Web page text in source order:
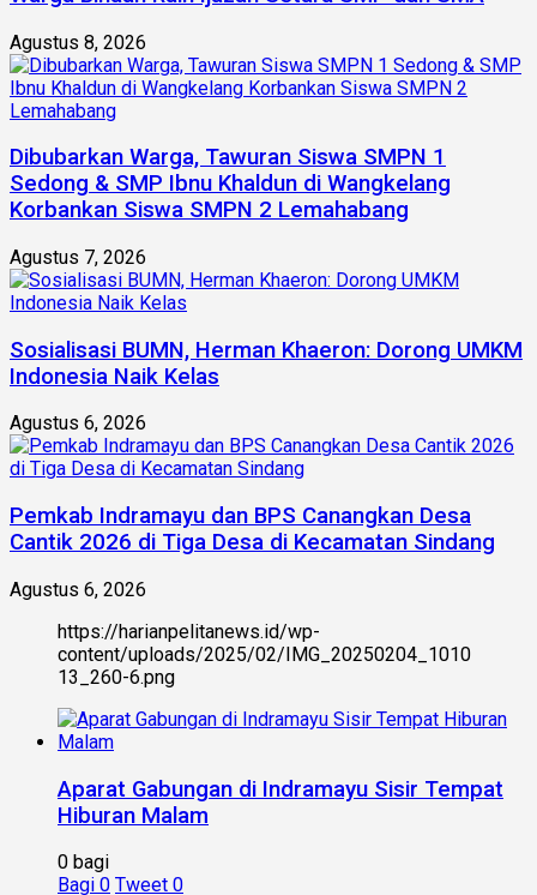
Agustus 8, 2026
Dibubarkan Warga, Tawuran Siswa SMPN 1
Sedong & SMP Ibnu Khaldun di Wangkelang
Korbankan Siswa SMPN 2 Lemahabang
Agustus 7, 2026
Sosialisasi BUMN, Herman Khaeron: Dorong UMKM
Indonesia Naik Kelas
Agustus 6, 2026
Pemkab Indramayu dan BPS Canangkan Desa
Cantik 2026 di Tiga Desa di Kecamatan Sindang
Agustus 6, 2026
https://harianpelitanews.id/wp-
content/uploads/2025/02/IMG_20250204_1010
13_260-6.png
Aparat Gabungan di Indramayu Sisir Tempat
Hiburan Malam
0 bagi
Bagi 0 Tweet 0